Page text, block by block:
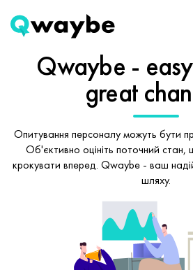
Qwaybe -
great
Опитування персоналу можуть бути
Об'єктивно оцініть поточний стан,
крокувати вперед. Qwaybe - ваш
шляху.